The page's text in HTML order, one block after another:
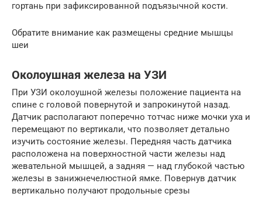
гортань при зафиксированной подъязычной кости.
Обратите внимание как размещены средние мышцы
шеи
Околоушная железа на УЗИ
При УЗИ околоушной железы положение пациента на
спине с головой повернутой и запрокинутой назад.
Датчик располагают поперечно тотчас ниже мочки уха и
перемещают по вертикали, что позволяет детально
изучить состояние железы. Передняя часть датчика
расположена на поверхностной части железы над
жевательной мышцей, а задняя — над глубокой частью
железы в занижнечелюстной ямке. Повернув датчик
вертикально получают продольные срезы